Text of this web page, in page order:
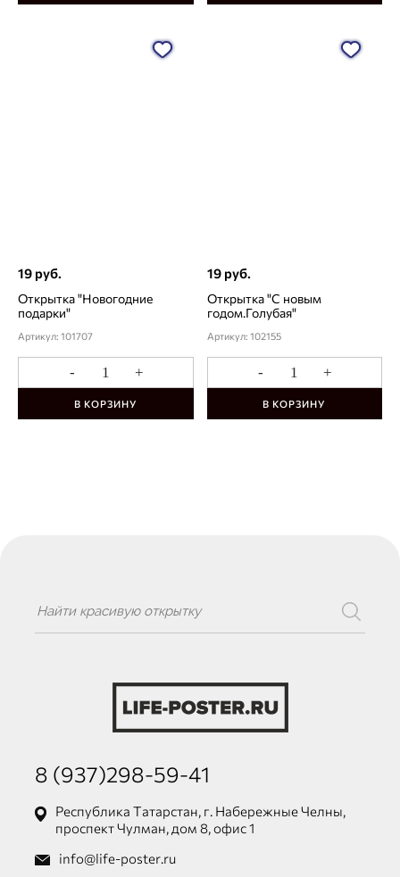
19 руб.
Открытка "Новогодние
подарки"
Артикул: 101707
- +
В КОРЗИНУ
19 руб.
Открытка "С новым
годом.Голубая"
Артикул: 102155
- +
В КОРЗИНУ
8 (937)298-59-41
Республика Татарстан, г. Набережные Челны,
проспект Чулман, дом 8, офис 1
info@life-poster.ru